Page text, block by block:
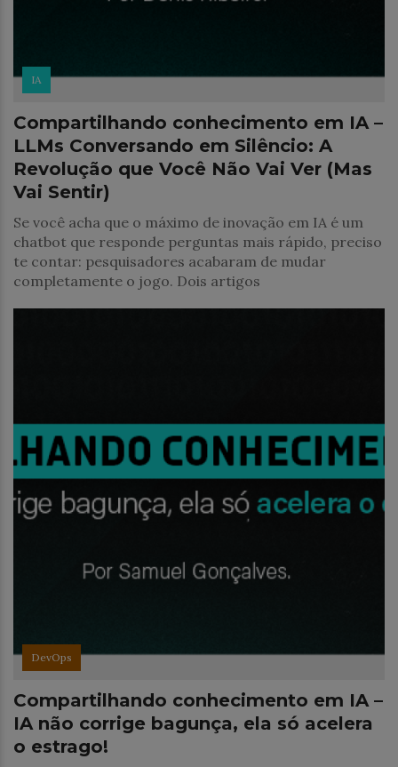
IA
Compartilhando conhecimento em IA –
LLMs Conversando em Silêncio: A
Revolução que Você Não Vai Ver (Mas
Vai Sentir)
Se você acha que o máximo de inovação em IA é um
chatbot que responde perguntas mais rápido, preciso
te contar: pesquisadores acabaram de mudar
completamente o jogo. Dois artigos
DevOps
Compartilhando conhecimento em IA –
IA não corrige bagunça, ela só acelera
o estrago!